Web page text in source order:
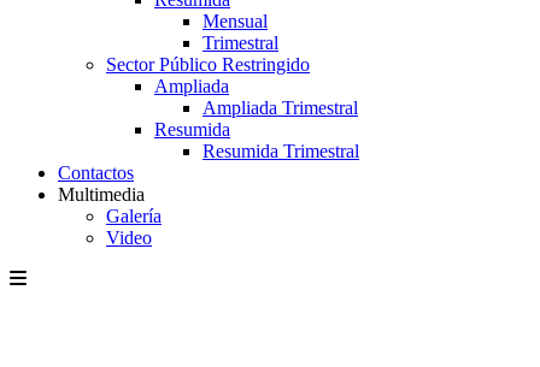
Mensual
Trimestral
Sector Público Restringido
Ampliada
Ampliada Trimestral
Resumida
Resumida Trimestral
Contactos
Multimedia
Galería
Video